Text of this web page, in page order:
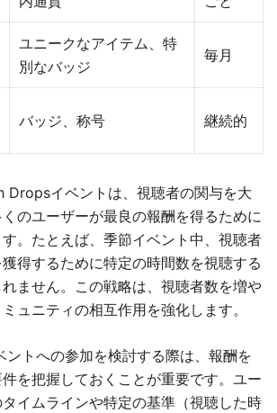
ユニークなアイテム、特
別なバッジ
毎月
バッジ、称号 継続的
Dropsイベントは、視聴者の関与を大
のユーザーが最良の報酬を得るために
。たとえば、季節イベント中、視聴者
得するために特定の時間数を視聴する
ません。この戦略は、視聴者数を増や
ュニティの相互作用を強化します。
トへの参加を検討する際は、報酬を
を把握しておくことが重要です。ユー
イムラインや特定の基準（視聴した時